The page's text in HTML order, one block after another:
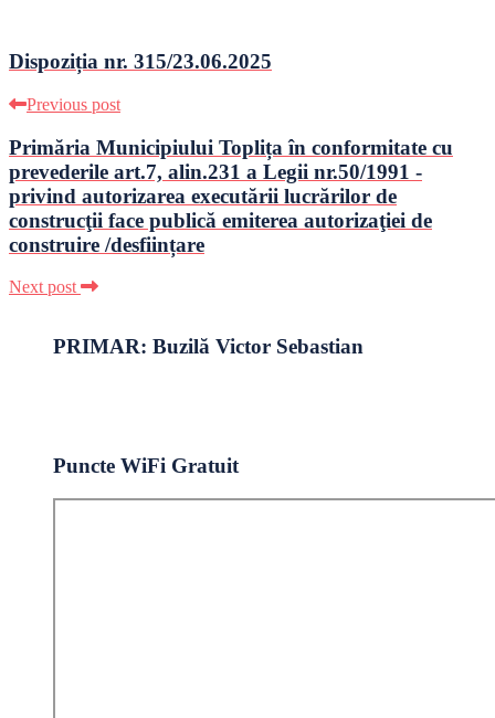
Dispoziția nr. 315/23.06.2025
Previous post
Primăria Municipiului Toplița în conformitate cu
prevederile art.7, alin.231 a Legii nr.50/1991 -
privind autorizarea executării lucrărilor de
construcţii face publică emiterea autorizaţiei de
construire /desființare
Next post
PRIMAR: Buzilă Victor Sebastian
Puncte WiFi Gratuit